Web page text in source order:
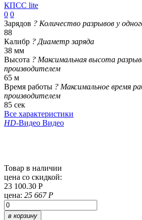
КПСС lite
0 0
Зарядов ? Количество разрывов у
88
Калибр ? Диаметр заряда
38 мм
Высота ? Максимальная высота
производителем
65 м
Время работы ? Максимальное время
производителем
85 сек
Все характеристики
HD-Видео Видео
Товар в наличии
цена со скидкой:
23 100.30 Р
цена: 25 667 Р
в корзину